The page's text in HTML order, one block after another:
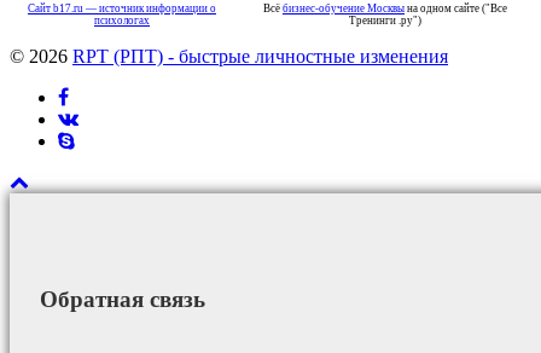
Сайт b17.ru — источник информации о
психологах
Всё бизнес-обучение Москвы на одном сайте ("Все
Тренинги .ру")
© 2026 RPT (РПТ) - быстрые личностные изменения
Обратная связь